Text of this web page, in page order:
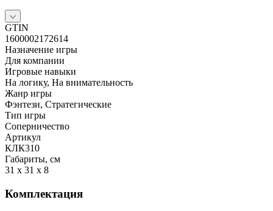
GTIN
1600002172614
Назначение игры
Для компании
Игровые навыки
На логику, На внимательность
Жанр игры
Фэнтези, Стратегические
Тип игры
Соперничество
Артикул
КЛК310
Габариты, см
31 x 31 x 8
Комплектация